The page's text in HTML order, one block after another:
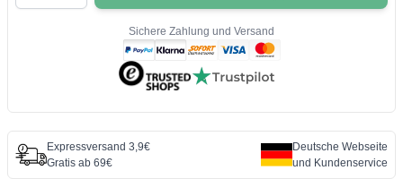
Sichere Zahlung und Versand
Expressversand 3,9€
Gratis ab 69€
Deutsche Webseite
und Kundenservice